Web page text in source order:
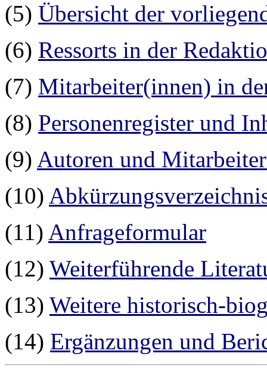
(5) Übersicht der
(6) Ressorts in der
(7) Mitarbeiter(innen) in
(8) Personenregister und
(9) Autoren und
(10)
(11) Anfrageformular
(12) Weiterführende
(13) Weitere historisch-
(14) Ergänzungen und